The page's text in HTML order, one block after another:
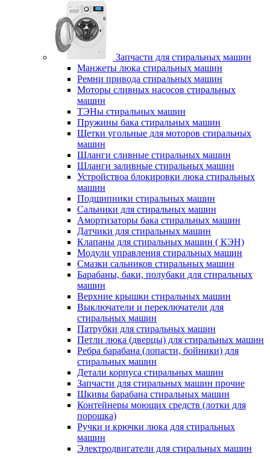
Запчасти для стиральных машин
Манжеты люка стиральных машин
Ремни привода стиральных машин
Моторы сливных насосов стиральных
машин
ТЭНы стиральных машин
Пружины бака стиральных машин
Щетки угольные для моторов стиральных
машин
Шланги сливные стиральных машин
Шланги заливные стиральных машин
Устройствоа блокировки люка стиральных
машин
Подшипники стиральных машин
Сальники для стиральных машин
Амортизаторы бака стиральных машин
Датчики для стиральных машин
Клапаны для стиральных машин ( КЭН)
Модули управления стиральных машин
Смазки сальников стиральных машин
Барабаны, баки, полубаки для стиральных
машин
Верхние крышки стиральных машин
Выключатели и переключатели для
стиральных машин
Патрубки для стиральных машин
Петли люка (дверцы) для стиральных машин
Ребра барабана (лопасти, бойники) для
стиральных машин
Детали корпуса стиральных машин
Запчасти для стиральных машин прочие
Шкивы барабана стиральных машин
Контейнеры моющих средств (лотки для
порошка)
Ручки и крючки люка для стиральных
машин
Электродвигатели для стиральных машин